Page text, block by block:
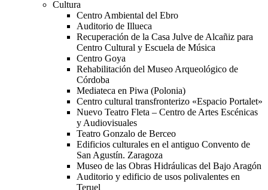
Cultura
Centro Ambiental del Ebro
Auditorio de Illueca
Recuperación de la Casa Julve de Alcañiz para
Centro Cultural y Escuela de Música
Centro Goya
Rehabilitación del Museo Arqueológico de
Córdoba
Mediateca en Piwa (Polonia)
Centro cultural transfronterizo «Espacio Portalet»
Nuevo Teatro Fleta – Centro de Artes Escénicas
y Audiovisuales
Teatro Gonzalo de Berceo
Edificios culturales en el antiguo Convento de
San Agustín. Zaragoza
Museo de las Obras Hidráulicas del Bajo Aragón
Auditorio y edificio de usos polivalentes en
Teruel